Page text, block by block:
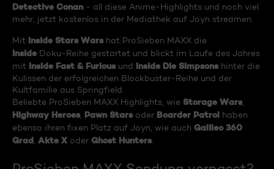
Detective Conan- all diese Anime-Highlights und noch viel
mehr, jetzt kostenlos in der Mediathek auf Joyn streamen.
Mit Inside Stars Warshat ProSieben MAXX die
Inside Doku-Reihe gestartet und blickt im Laufe des Jahres
mit Inside Fast & Furiousund Inside Die Simpsonshinter die
Kulissen der erfolgreichen Blockbuster-Reihe und der
Kultfamilie aus Springfield.
Beliebte ProSieben MAXX Highlights, wie Storage Wars,
Highway Heroes, Pawn Starsoder Boarder Patrol haben
ebenso ihren fixen Platz auf Joyn, wie auch Galileo 360
Grad Akte X oder Ghost Hunters.